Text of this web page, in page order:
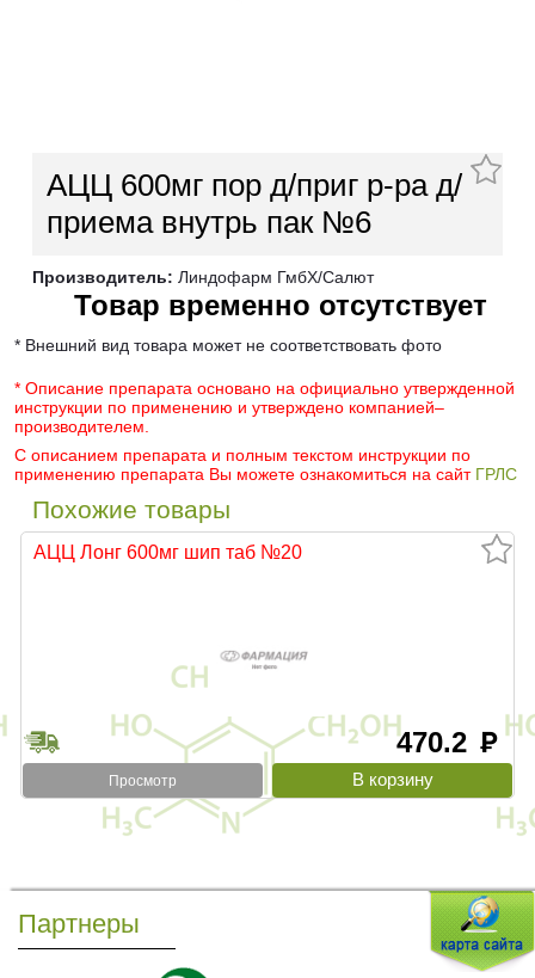
АЦЦ 600мг пор д/приг р-ра д/
приема внутрь пак №6
Производитель: Линдофарм ГмбХ/Салют
Товар временно отсутствует
* Внешний вид товара может не соответствовать фото
* Описание препарата основано на официально утвержденной
инструкции по применению и утверждено компанией–
производителем.
С описанием препарата и полным текстом инструкции по
применению препарата Вы можете ознакомиться на сайт ГРЛС
Похожие товары
АЦЦ Лонг 600мг шип таб №20
470.2 руб
Просмотр
Партнеры